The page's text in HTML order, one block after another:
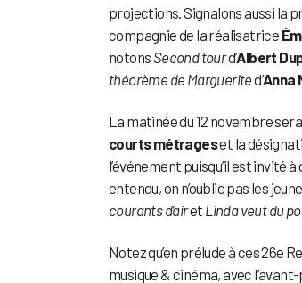
projections. Signalons aussi la
compagnie de la réalisatrice
notons Second tourd’Albert
théorème de Marguerited’Anna
La matinée du 12 novembre
courts métrageset la
l’événement puisqu’il est invité
entendu, on n’oublie pas les
courants d’airet Linda veut du
Notez qu’en prélude à ces 26e
musique & cinéma, avec